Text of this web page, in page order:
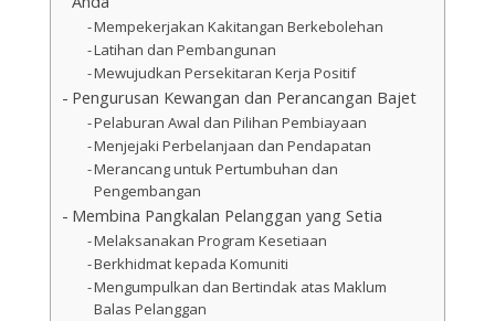
Mempekerjakan Kakitangan Berkebolehan
Latihan dan Pembangunan
Mewujudkan Persekitaran Kerja Positif
Pengurusan Kewangan dan Perancangan Bajet
Pelaburan Awal dan Pilihan Pembiayaan
Menjejaki Perbelanjaan dan Pendapatan
Merancang untuk Pertumbuhan dan
Pengembangan
Membina Pangkalan Pelanggan yang Setia
Melaksanakan Program Kesetiaan
Berkhidmat kepada Komuniti
Mengumpulkan dan Bertindak atas Maklum
Balas Pelanggan